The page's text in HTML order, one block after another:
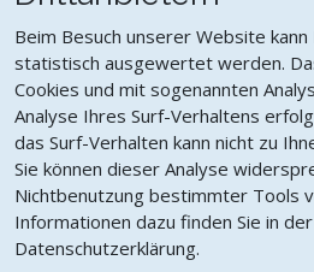
Beim Besuch unserer Website
statistisch ausgewertet werden.
Cookies und mit sogenannten
Analyse Ihres Surf-Verhaltens
das Surf-Verhalten kann nicht zu
Sie können dieser Analyse
Nichtbenutzung bestimmter Tools
Informationen dazu finden Sie in
Datenschutzerklärung.